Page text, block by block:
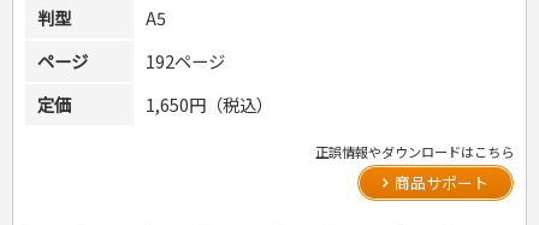
判型
A5
ページ
192ページ
定価
1,650円（税込）
正誤情報やダウンロードはこちら
商品サポート